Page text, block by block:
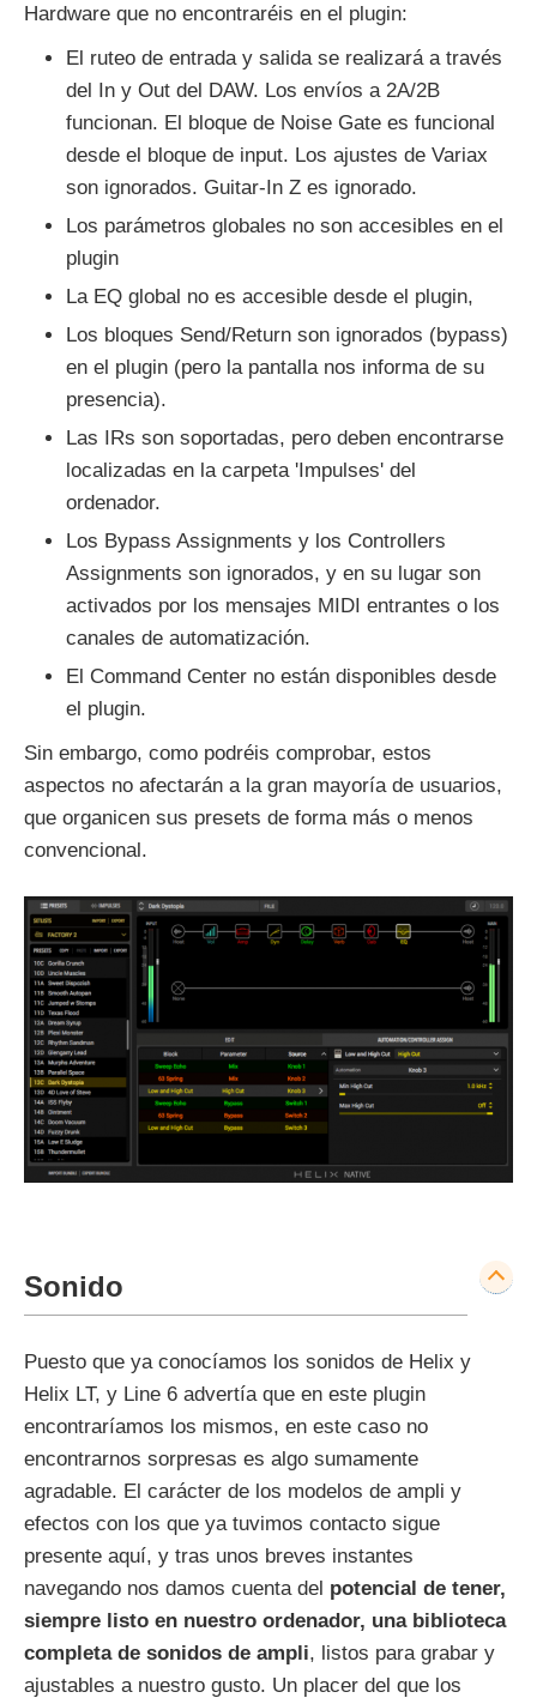
Hardware que no encontraréis en el plugin:
El ruteo de entrada y salida se realizará a través
del In y Out del DAW. Los envíos a 2A/2B
funcionan. El bloque de Noise Gate es funcional
desde el bloque de input. Los ajustes de Variax
son ignorados. Guitar-In Z es ignorado.
Los parámetros globales no son accesibles en el
plugin
La EQ global no es accesible desde el plugin,
Los bloques Send/Return son ignorados (bypass)
en el plugin (pero la pantalla nos informa de su
presencia).
Las IRs son soportadas, pero deben encontrarse
localizadas en la carpeta 'Impulses' del
ordenador.
Los Bypass Assignments y los Controllers
Assignments son ignorados, y en su lugar son
activados por los mensajes MIDI entrantes o los
canales de automatización.
El Command Center no están disponibles desde
el plugin.
Sin embargo, como podréis comprobar, estos
aspectos no afectarán a la gran mayoría de usuarios,
que organicen sus presets de forma más o menos
convencional.
Sonido
Puesto que ya conocíamos los sonidos de Helix y
Helix LT, y Line 6 advertía que en este plugin
encontraríamos los mismos, en este caso no
encontrarnos sorpresas es algo sumamente
agradable. El carácter de los modelos de ampli y
efectos con los que ya tuvimos contacto sigue
presente aquí, y tras unos breves instantes
navegando nos damos cuenta del potencial de tener,
siempre listo en nuestro ordenador, una biblioteca
completa de sonidos de ampli, listos para grabar y
ajustables a nuestro gusto. Un placer del que los